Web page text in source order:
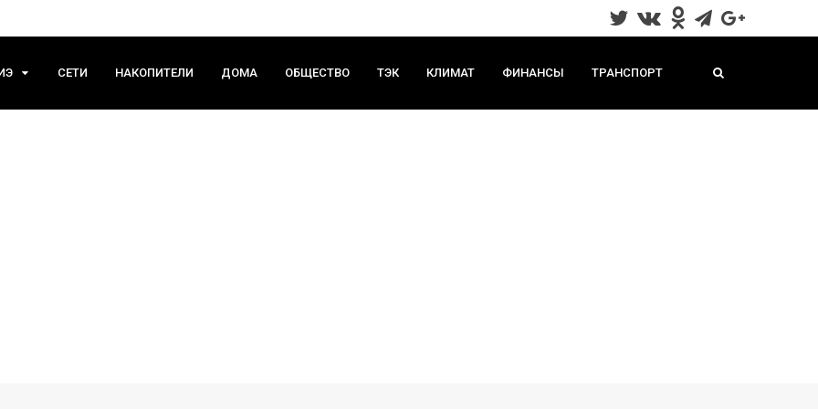
СЕТИ НАКОПИТЕЛИ ДОМА ОБЩЕСТВО ТЭК КЛИМАТ ФИНАНСЫ ТРАНСПОРТ